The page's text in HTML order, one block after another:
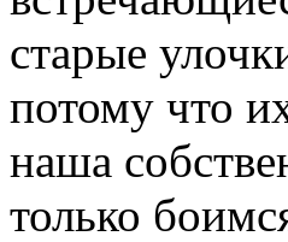
старые
потому что
наша
только